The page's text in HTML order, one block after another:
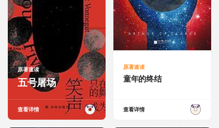
原著速读
五号屠场
查看详情
原著速读
童年的终结
查看详情